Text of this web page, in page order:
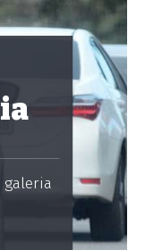
galeria